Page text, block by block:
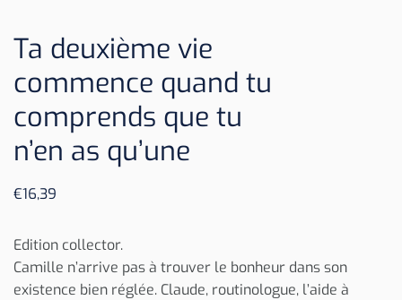
Ta deuxième vie
commence quand tu
comprends que tu
n’en as qu’une
€16,39
Edition collector.
Camille n’arrive pas à trouver le bonheur dans son
existence bien réglée. Claude, routinologue, l’aide à